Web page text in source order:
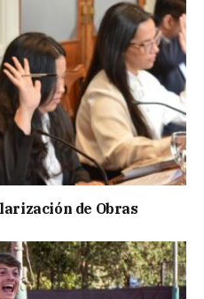
de Obras